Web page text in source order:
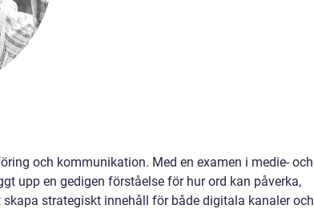
och kommunikation. Med en examen i medie- och
upp en gedigen förståelse för hur ord kan påverka,
strategiskt innehåll för både digitala kanaler och